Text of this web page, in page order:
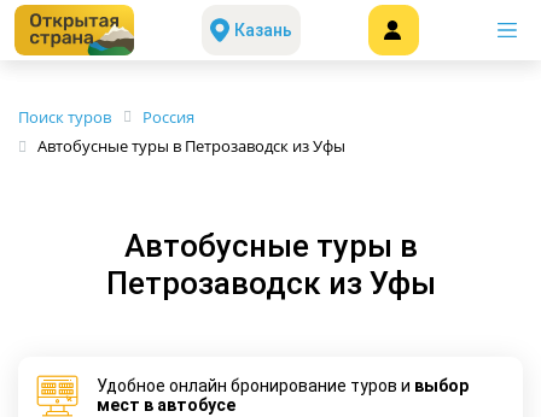
Казань
Поиск туров
Россия
Автобусные туры в Петрозаводск из Уфы
Автобусные туры в
Петрозаводск из Уфы
Удобное онлайн бронирование туров и выбор
мест в автобусе